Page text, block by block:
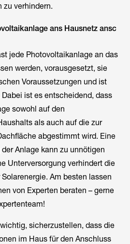
zu verhindern.
ans Hausnetz ansc
jede Photovoltaikanlage an das
werden, vorausgesetzt, sie
Voraussetzungen und ist
ist es entscheidend, dass
sowohl auf den
als auch auf die zur
abgestimmt wird. Eine
Anlage kann zu unnötigen
Unterversorgung verhindert die
Am besten lassen
von Experten beraten – gerne
sicherzustellen, dass die
im Haus für den Anschluss